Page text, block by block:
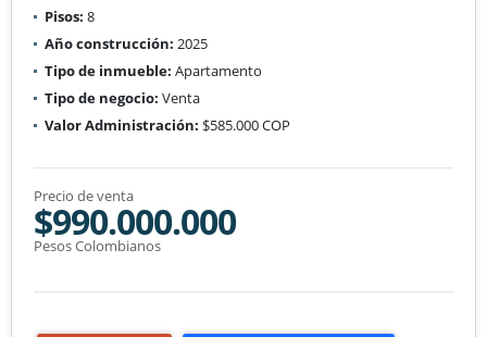
Pisos: 8
Año construcción: 2025
Tipo de inmueble: Apartamento
Tipo de negocio: Venta
Valor Administración: $585.000 COP
Precio de venta
$990.000.000
Pesos Colombianos